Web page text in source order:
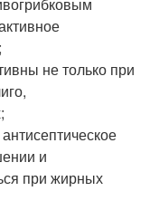
не только при
и
при жирных